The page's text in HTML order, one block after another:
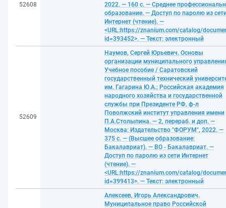
52608
2022. — 160 с. — Среднее
образование. — Доступ по паролю из
Интернет (чтение). —
<URL:https://znanium.com/catalog/
id=393452>. — Текст: электронный
52609
Наумов, Сергей Юрьевич. Основы
организации муниципального
Учебное пособие / Саратовский
государственный технический
им. Гагарина Ю.А.; Российская академия
народного хозяйства и государственной
службы при Президенте РФ, ф-л
Поволжский институт управления имени
П.А.Столыпина. — 2, перераб. и доп. —
Москва: Издательство "ФОРУМ", 2022. —
375 с. — (Высшее образование:
Бакалавриат). — ВО - Бакалавриат. —
Доступ по паролю из сети Интернет
(чтение). —
<URL:https://znanium.com/catalog/
id=399413>. — Текст: электронный
Алексеев, Игорь Александрович.
Муниципальное право Российской